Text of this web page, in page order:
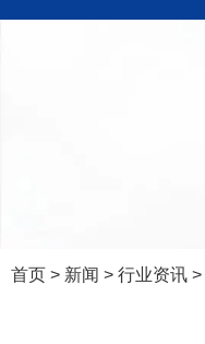
首页 > 新闻 > 行业资讯 >